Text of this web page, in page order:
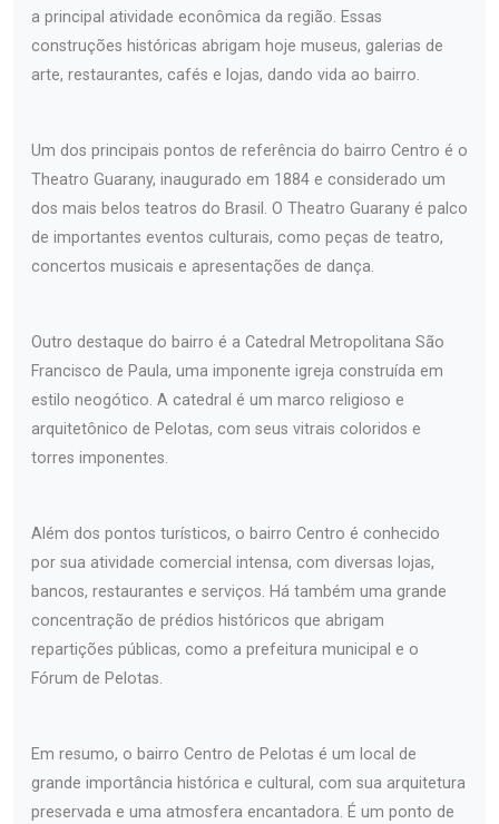
a principal atividade econômica da região. Essas
construções históricas abrigam hoje museus, galerias de
arte, restaurantes, cafés e lojas, dando vida ao bairro.
Um dos principais pontos de referência do bairro Centro é o
Theatro Guarany, inaugurado em 1884 e considerado um
dos mais belos teatros do Brasil. O Theatro Guarany é palco
de importantes eventos culturais, como peças de teatro,
concertos musicais e apresentações de dança.
Outro destaque do bairro é a Catedral Metropolitana São
Francisco de Paula, uma imponente igreja construída em
estilo neogótico. A catedral é um marco religioso e
arquitetônico de Pelotas, com seus vitrais coloridos e
torres imponentes.
Além dos pontos turísticos, o bairro Centro é conhecido
por sua atividade comercial intensa, com diversas lojas,
bancos, restaurantes e serviços. Há também uma grande
concentração de prédios históricos que abrigam
repartições públicas, como a prefeitura municipal e o
Fórum de Pelotas.
Em resumo, o bairro Centro de Pelotas é um local de
grande importância histórica e cultural, com sua arquitetura
preservada e uma atmosfera encantadora. É um ponto de